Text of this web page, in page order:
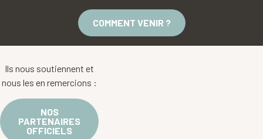
COMMENT VENIR ?
Ils nous soutiennent et
nous les en remercions :
NOS
PARTENAIRES
OFFICIELS